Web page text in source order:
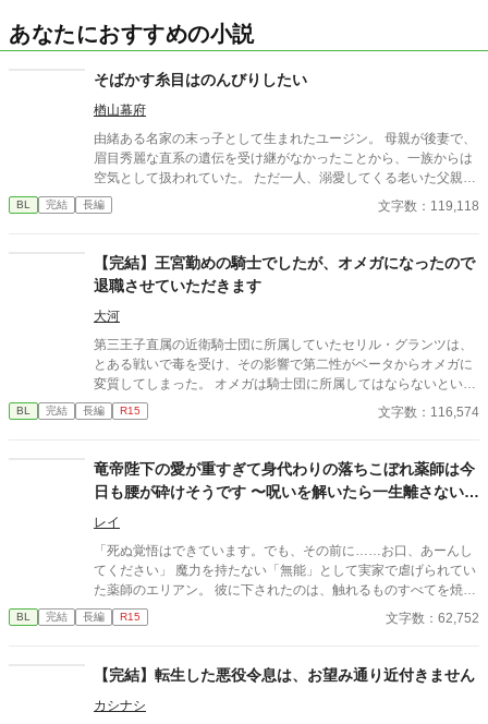
あなたにおすすめの小説
そばかす糸目はのんびりしたい
楢山幕府
由緒ある名家の末っ子として生まれたユージン。 母親が後妻で、
眉目秀麗な直系の遺伝を受け継がなかったことから、一族からは
空気として扱われていた。 ただ一人、溺愛してくる老いた父親を
除いて。 ユージンは、のんびりするのが好きだった。 いつでも、
のんびりしたいと思っている。 でも何故か忙しい。 ひとたび出張
きるのか。もう開き直って、のんびりしていいのか。 果たして、
そばかす糸目はのんびりできるのか。 懐かれ体質が好きな方向け
です。
BL 完結 長編 文字数：119,118
【完結】王宮勤めの騎士でしたが、オメガになったので
退職させていただきます
大河
第三王子直属の近衛騎士団に所属していたセリル・グランツは、
とある戦いで毒を受け、その影響で第二性がベータからオメガに
変質してしまった。 オメガは騎士団に所属してはならないという
法に基づき、騎士団を辞めることを決意するセリル。上司である
第三王子・レオンハルトにそのことを告げて騎士団を去るが、特
戻ったセリルは、オメガになったことで見合い話を受けざるを得
ない立場に。見合いに全く乗り気でないセリルの元に、意外な人
物から婚約の申し入れが届く。それはかつての上司、レオンハル
トからの婚約の申し入れだった──
BL 完結 長編 R15 文字数：116,574
竜帝陛下の愛が重すぎて身代わりの落ちこぼれ薬師は今
日も腰が砕けそうです 〜呪いを解いたら一生離さないと
宣言されました〜
レイ
「死ぬ覚悟はできています。でも、その前に……お口、あーんし
てください」 魔力を持たない「無能」として実家で虐げられてい
た薬師のエリアン。 彼に下されたのは、触れるものすべてを焼き
尽くす「死の竜帝」ヴァレリウスへの、身代わりの婚姻だった。
BL 完結 長編 R15 文字数：62,752
【完結】転生した悪役令息は、お望み通り近付きません
カシナシ